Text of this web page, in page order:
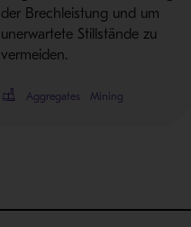
der Brechleistung und um
unerwartete Stillstände zu
vermeiden.
Aggregates Mining